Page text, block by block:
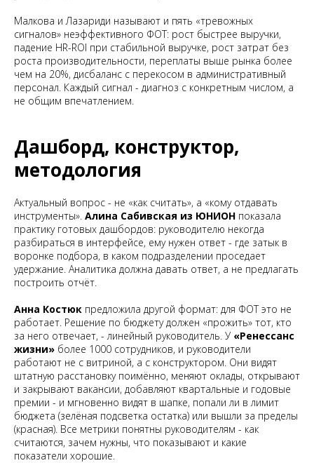
Малкова и Лазариди называют и пять «тревожных
сигналов» неэффективного ФОТ: рост быстрее выручки,
падение HR-ROI при стабильной выручке, рост затрат без
роста производительности, переплаты выше рынка более
чем на 20%, дисбаланс с перекосом в административный
персонал. Каждый сигнал - диагноз с конкретным числом, а
не общим впечатлением.
Дашборд, конструктор,
методология
Актуальный вопрос - не «как считать», а «кому отдавать
инструменты». Алина Сабивская из ЮНИОН показала
практику готовых дашбордов: руководителю некогда
разбираться в интерфейсе, ему нужен ответ - где затык в
воронке подбора, в каком подразделении проседает
удержание. Аналитика должна давать ответ, а не предлагать
построить отчёт.
Анна Костюк предложила другой формат: для ФОТ это не
работает. Решение по бюджету должен «прожить» тот, кто
за него отвечает, - линейный руководитель. У «Ренессанс
жизни» более 1000 сотрудников, и руководители
работают не с витриной, а с конструктором. Они видят
штатную расстановку поимённо, меняют оклады, открывают
и закрывают вакансии, добавляют квартальные и годовые
премии - и мгновенно видят в шапке, попали ли в лимит
бюджета (зелёная подсветка остатка) или вышли за пределы
(красная). Все метрики понятны руководителям - как
считаются, зачем нужны, что показывают и какие
показатели хорошие.